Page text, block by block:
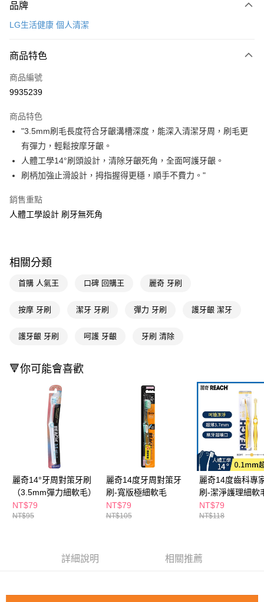
POYA支付
超商取貨付款
LINE Pay
街口支付
悠遊付
Google Pay
相關說明
【關於「AFTEE先享後付」】
２．便利：只要手機號碼，簡訊認證，即可結帳。
３．安心：先確認商品／服務後，再付款。
【「AFTEE先享後付」結帳流程】
結帳頁面，進行簡訊認證並確認金額後，即可完成結帳。
３．收到繳費通知簡訊後14天內，點擊此簡訊中的連結，可透過四大超商／
ATM／網路銀行／等多元方式進行付款，方視為交易完成。
購買商品的店家。未經商家同意取消之訂單仍視為有效，需透過AFTEE先享
後付繳納相關費用。
※ 交易是否成功請以「AFTEE先享後付 」之結帳頁面顯示為準，若有關於
是否繳費成功／繳費後需取消欲退款等相關疑問，請聯繫「AFTEE先享後付
客戶支援中心」
https://netprotections.freshdesk.com/support/home
【注意事項】
１．透過由恩沛科技股份有限公司提供之「AFTEE先享後付」服務完成之交
易，需依本服務之必要範圍內提供個人資料，並將交易相關給付款項請求債
權轉讓予恩沛科技股份有限公司。
２．關於個人資料處理事宜，請瀏覽以下網址：
https://aftee.tw/terms/#terms3
３．未成年的使用者請事先徵得法定代理人或監護人之同意方可使用
「AFTEE先享後付」，若未經同意申辦者引起之損失，本公司不負相關責
任。
５．嚴禁一人註冊多個帳號或使用他人資訊註冊。若發現惡意使用之情形，
恩沛科技股份有限公司將有權停止該用戶之使用額度並採取法律行動。
每筆NT$65，滿NT$390(含以上)免運費
付款後全家取貨
每筆NT$65，滿NT$490(含以上)免運費
付款後萊爾富取貨
每筆NT$65，滿NT$490(含以上)免運費
7-11取貨付款
每筆NT$65，滿NT$490(含以上)免運費
付款後7-11取貨
每筆NT$65，滿NT$490(含以上)免運費
宅配(本島)
每筆NT$100，滿NT$790(含以上)免運費
每筆NT$80，滿NT$290(含以上)免運費
品牌
LG生活健康 個人清潔
商品特色
商品編號
9935239
商品特色
"3.5mm刷毛長度符合牙齦溝槽深度，能深入清潔牙周，刷毛更
有彈力，輕鬆按摩牙齦。
人體工學14°刷頭設計，清除牙齦死角，全面呵護牙齦。
刷柄加強止滑設計，拇指握得更穩，順手不費力。"
銷售重點
人體工學設計 刷牙無死角
相關分類
首購 人氣王 口碑 回購王 麗奇 牙刷
按摩 牙刷 潔牙 牙刷 彈力 牙刷 護牙齦 潔牙
護牙齦 牙刷 呵護 牙齦 牙刷 清除
🔻你可能會喜歡
麗奇14°牙周對策牙刷
（3.5mm彈力細軟毛）
NT$79
NT$95
麗奇14度牙周對策牙
刷-寬版極細軟毛
NT$79
NT$105
麗奇14度齒科專
刷-潔淨護理細軟
NT$79
NT$118
詳細說明 相關推薦